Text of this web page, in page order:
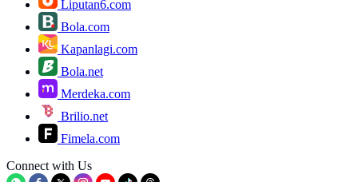
Liputan6.com
Bola.com
Kapanlagi.com
Bola.net
Merdeka.com
Brilio.net
Fimela.com
Connect with Us